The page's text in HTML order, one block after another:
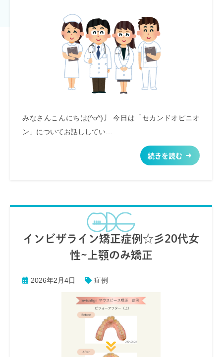
みなさんこんにちは(^o^)丿 今日は「セカンドオピニオ
ン」についてお話ししてい…
続きを読む
インビザライン矯正症例☆彡20代女
性~上顎のみ矯正
2026年2月4日 症例